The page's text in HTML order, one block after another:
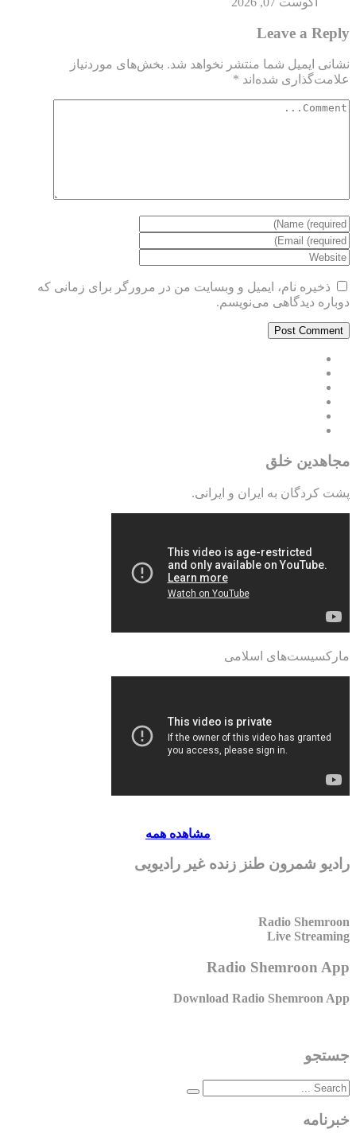
Leave a Reply
نشانی ایمیل شما منتشر نخواهد شد. بخش‌های موردنیاز
علامت‌گذاری شده‌اند *
ذخیره نام، ایمیل و وبسایت من در مرورگر برای زمانی که
دوباره دیدگاهی می‌نویسم.
مجاهدین خلق
پشت کردگان به ایران و ایرانی.
مارکسیست‌های اسلامی
مشاهده همه
رادیو شمرون طنز زنده غیر رادیویی
Radio Shemroon
Live Streaming
Radio Shemroon App
Download Radio Shemroon App
جستجو
خبرنامه